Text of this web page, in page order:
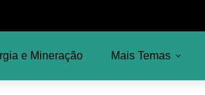
e Mineração Mais Temas